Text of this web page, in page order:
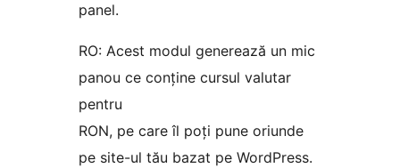
panel.
RO: Acest modul generează un mic
panou ce conține cursul valutar
pentru
RON, pe care îl poți pune oriunde
pe site-ul tău bazat pe WordPress.